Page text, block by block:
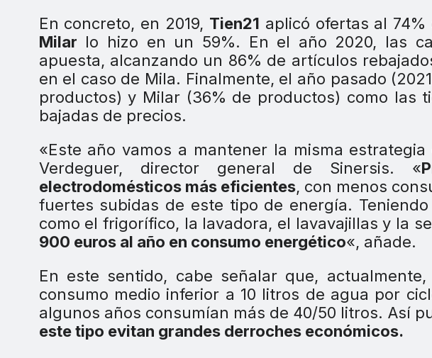
En concreto, en 2019, Tien21 aplicó ofertas al
Milar lo hizo en un 59%. En el año 2020, las
apuesta, alcanzando un 86% de artículos
en el caso de Mila. Finalmente, el año pasado
productos) y Milar (36% de productos) como las
bajadas de precios.
«Este año vamos a mantener la misma
Verdeguer, director general de Sinersis. «
electrodomésticos más eficientes, con menos
fuertes subidas de este tipo de energía.
como el frigorífico, la lavadora, el lavavajillas y la
900 euros al año en consumo energético«, añade.
En este sentido, cabe señalar que,
consumo medio inferior a 10 litros de agua por
algunos años consumían más de 40/50 litros. Así
este tipo evitan grandes derroches económicos.